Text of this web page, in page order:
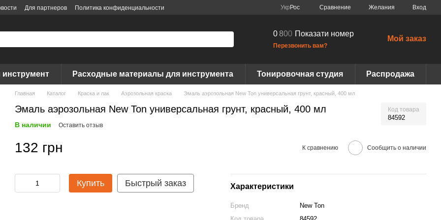
Для партнеров
Политика конфиденциальности
Укр Рос Сравнение Желания Вход
0800 Показати номер
Перезвонить вам?
Мой заказ
инструмент Расходные материалы для инструмента Тонировочная студия Распродажа
Главная Каталог Краска и лак Аэрозольная краска Эмаль аэрозольная New Ton универсальная грунт, красный, 400 мл
Эмаль аэрозольная New Ton универсальная грунт, красный, 400 мл Код товара
84592
В наличии Оставить отзыв
132 грн К сравнению Сообщить о наличии
Купить Быстрый заказ Характеристики
Бренд
New Ton